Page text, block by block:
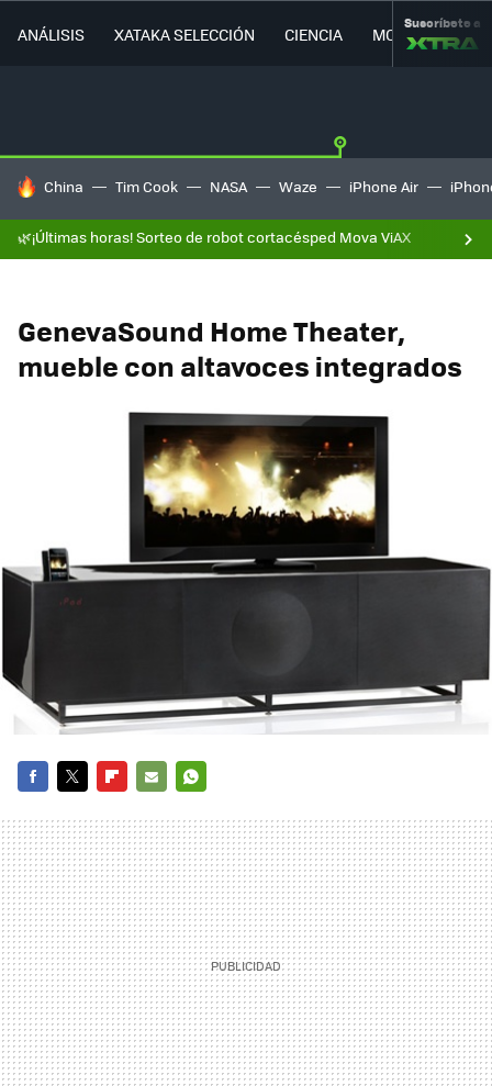
ANÁLISIS XATAKA SELECCIÓN CIENCIA MOVILIDAD
Suscríbete a
HOY SE HABLA DE
China Tim Cook NASA Waze iPhone Air
🌿¡Últimas horas! Sorteo de robot cortacésped Mova ViAX
GenevaSound Home Theater,
mueble con altavoces integrados
MAIL